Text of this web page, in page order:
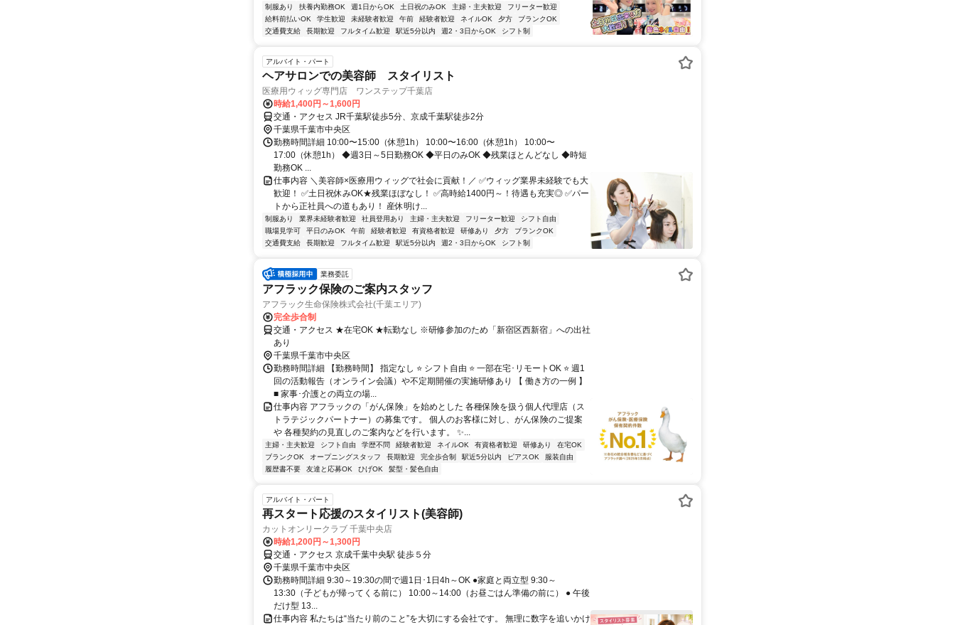
制服あり 扶養内勤務OK 週1日からOK 土日祝のみOK 主婦・主夫歓迎
フリーター歓迎
給料前払いOK
学生歓迎 未経験者歓迎 午前 経験者歓迎 ネイルOK 夕方
ブランクOK
交通費支給
長期歓迎 フルタイム歓迎 駅近5分以内 週2・3日からOK シフト制
アルバイト・パート
ヘアサロンでの美容師 スタイリスト
医療用ウィッグ専門店 ワンステップ千葉店
時給1,400円～1,600円
交通・アクセス JR千葉駅徒歩5分、京成千葉駅徒歩2分
千葉県千葉市中央区
勤務時間詳細 10:00〜15:00（休憩1h） 10:00〜16:00（休憩1h） 10:00〜
17:00（休憩1h） ◆週3日～5日勤務OK ◆平日のみOK ◆残業ほとんどなし ◆時短
勤務OK ...
仕事内容 ＼美容師×医療用ウィッグで社会に貢献！／ ✅ウィッグ業界未経験でも大
歓迎！ ✅土日祝休みOK★残業ほぼなし！ ✅高時給1400円～！待遇も充実◎ ✅パー
トから正社員への道もあり！ 産休明け...
制服あり 業界未経験者歓迎 社員登用あり 主婦・主夫歓迎 フリーター歓迎
シフト自由
職場見学可
平日のみOK 午前 経験者歓迎 有資格者歓迎 研修あり 夕方
ブランクOK
交通費支給
長期歓迎 フルタイム歓迎 駅近5分以内 週2・3日からOK シフト制
業務委託
アフラック保険のご案内スタッフ
アフラック生命保険株式会社(千葉エリア)
完全歩合制
交通・アクセス ★在宅OK ★転勤なし ※研修参加のため「新宿区西新宿」への出社
あり
千葉県千葉市中央区
勤務時間詳細 【勤務時間】 指定なし ⭐ シフト自由 ⭐ 一部在宅･リモートOK ⭐ 週1
回の活動報告（オンライン会議）や不定期開催の実施研修あり 【 働き方の一例 】
■ 家事･介護との両立の場...
仕事内容 アフラックの「がん保険」を始めとした 各種保険を扱う個人代理店（ス
トラテジックパートナー）の募集です。 個人のお客様に対し、がん保険のご提案
や 各種契約の見直しのご案内などを行います。 ✨...
主婦・主夫歓迎 シフト自由 学歴不問 経験者歓迎 ネイルOK 有資格者歓迎 研修あり
在宅OK
ブランクOK
オープニングスタッフ 長期歓迎 完全歩合制 駅近5分以内 ピアスOK
服装自由
履歴書不要
友達と応募OK ひげOK 髪型・髪色自由
アルバイト・パート
再スタート応援のスタイリスト(美容師)
カットオンリークラブ 千葉中央店
時給1,200円～1,300円
交通・アクセス 京成千葉中央駅 徒歩５分
千葉県千葉市中央区
勤務時間詳細 9:30～19:30の間で週1日･1日4h～OK ●家庭と両立型 9:30～
13:30（子どもが帰ってくる前に） 10:00～14:00（お昼ごはん準備の前に） ● 午後
だけ型 13...
仕事内容 私たちは“当たり前のこと”を大切にする会社です。 無理に数字を追いかけ